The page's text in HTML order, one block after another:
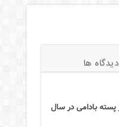
دیدگاه ها
بادامی در سال